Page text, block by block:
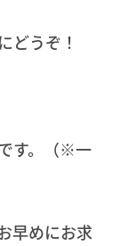
どうぞ！
す。（※一
早めにお求